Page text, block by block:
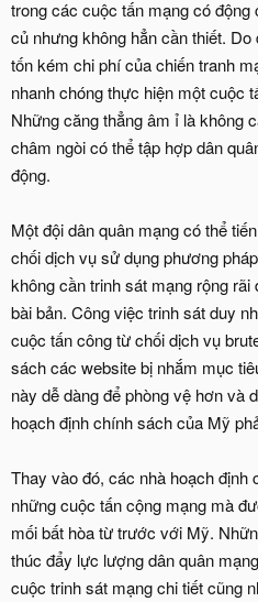
trong các cuộc tấn mạng có
củ nhưng không hẳn cần thiết.
tốn kém chi phí của chiến tranh
nhanh chóng thực hiện một cuộc
Những căng thẳng âm ỉ là không
châm ngòi có thể tập hợp dân
động.
Một đội dân quân mạng có thể
chối dịch vụ sử dụng phương
không cần trinh sát mạng rộng
bài bản. Công việc trinh sát duy
cuộc tấn công từ chối dịch vụ
sách các website bị nhắm mục
này dễ dàng để phòng vệ hơn và
hoạch định chính sách của Mỹ
Thay vào đó, các nhà hoạch định
những cuộc tấn cộng mạng mà
mối bất hòa từ trước với Mỹ.
thúc đẩy lực lượng dân quân
cuộc trinh sát mạng chi tiết cũng